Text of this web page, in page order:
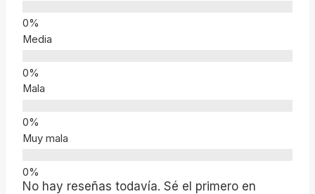
Media
Mala
Muy mala
No hay reseñas todavía. Sé el primero en